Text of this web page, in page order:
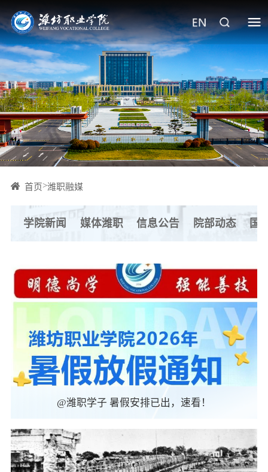
学院新闻 媒体潍职 信息公告 院部动态 国
首页>潍职融媒
@潍职学子 暑假安排已出，速看！